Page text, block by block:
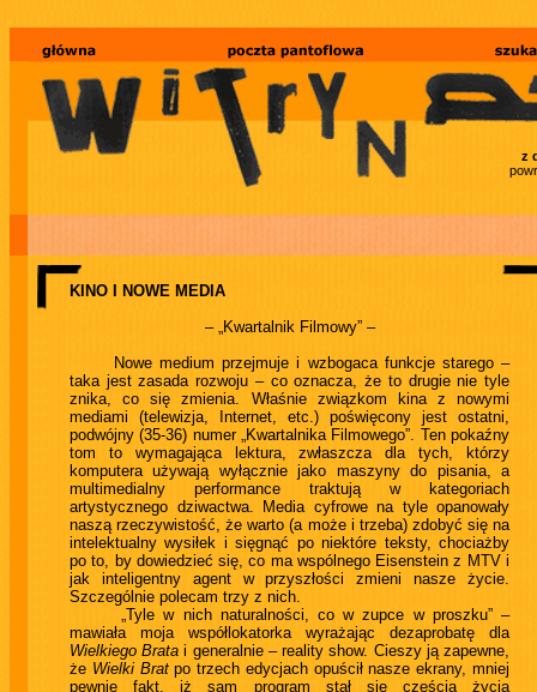
z
KINO I NOWE MEDIA
– „Kwartalnik Filmowy” –
Nowe medium przejmuje i wzbogaca funkcje starego –
taka jest zasada rozwoju – co oznacza, że to drugie nie tyle
znika, co się zmienia. Właśnie związkom kina z nowymi
mediami (telewizja, Internet, etc.) poświęcony jest ostatni,
podwójny (35-36) numer „Kwartalnika Filmowego”. Ten pokaźny
tom to wymagająca lektura, zwłaszcza dla tych, którzy
komputera używają wyłącznie jako maszyny do pisania, a
multimedialny performance traktują w kategoriach
artystycznego dziwactwa. Media cyfrowe na tyle opanowały
naszą rzeczywistość, że warto (a może i trzeba) zdobyć się na
intelektualny wysiłek i sięgnąć po niektóre teksty, chociażby
po to, by dowiedzieć się, co ma wspólnego Eisenstein z MTV i
jak inteligentny agent w przyszłości zmieni nasze życie.
Szczególnie polecam trzy z nich.
„Tyle w nich naturalności, co w zupce w proszku” –
mawiała moja współlokatorka wyrażając dezaprobatę dla
Wielkiego Brata i generalnie – reality show. Cieszy ją zapewne,
że Wielki Bratpo trzech edycjach opuścił nasze ekrany, mniej
pewnie fakt, iż sam program stał się częścią życia